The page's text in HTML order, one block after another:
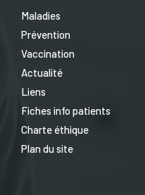
Maladies
Prévention
Vaccination
Actualité
Liens
Fiches info patients
Charte éthique
Plan du site